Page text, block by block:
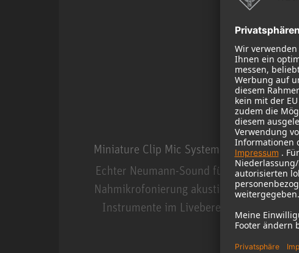
Miniature Clip Mic System MCM
Echter Neumann-Sound für die
Nahmikrofonierung akustischer
Instrumente im Livebereich.